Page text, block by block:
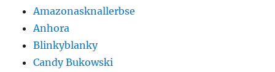
Amazonasknallerbse
Anhora
Blinkyblanky
Candy Bukowski